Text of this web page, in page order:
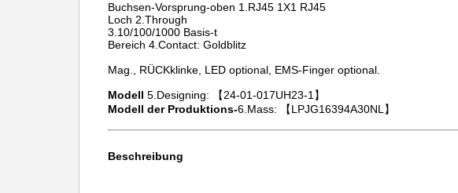
Buchsen-Vorsprung-oben 1.RJ45 1X1 RJ45
Loch 2.Through
3.10/100/1000 Basis-t
Bereich 4.Contact: Goldblitz
Mag., RÜCKklinke, LED optional, EMS-Finger optional.
Modell 5.Designing: 【24-01-017UH23-1】
Modell der Produktions-6.Mass: 【LPJG16394A30NL】
Beschreibung